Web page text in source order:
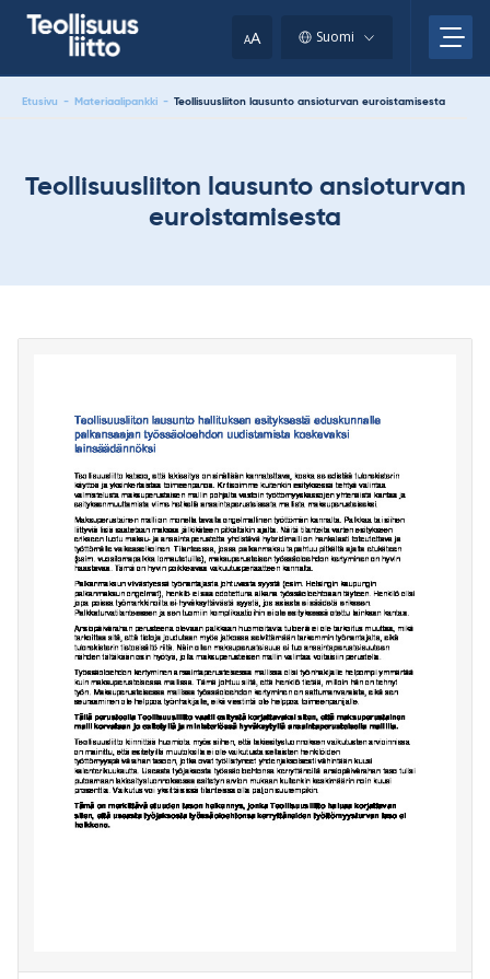
AA Suomi
Etusivu - Materiaalipankki - Teollisuusliiton lausunto ansioturvan euroistamisesta
Teollisuusliiton lausunto ansioturvan
euroistamisesta
clipboard.)